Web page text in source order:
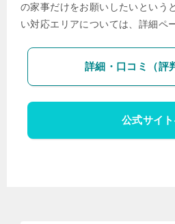
の家事だけをお願いしたいという
い対応エリアについては、詳細ペ
詳細・口コミ（評
公式サイ